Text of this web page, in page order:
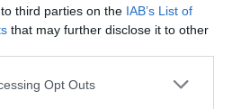
third parties on the IAB’s List of
that may further disclose it to other
Opt Outs